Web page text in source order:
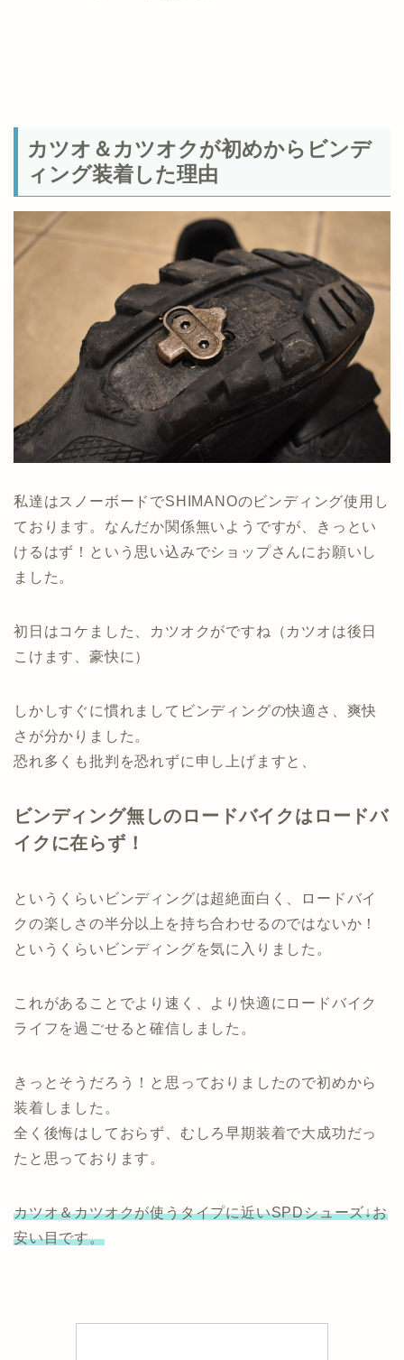
カツオ＆カツオクが初めからビンデ
ィング装着した理由
私達はスノーボードでSHIMANOのビンディング使用し
ております。なんだか関係無いようですが、きっとい
けるはず！という思い込みでショップさんにお願いし
ました。
初日はコケました、カツオクがですね（カツオは後日
こけます、豪快に）
しかしすぐに慣れましてビンディングの快適さ、爽快
さが分かりました。
恐れ多くも批判を恐れずに申し上げますと、
ビンディング無しのロードバイクはロードバ
イクに在らず！
というくらいビンディングは超絶面白く、ロードバイ
クの楽しさの半分以上を持ち合わせるのではないか！
というくらいビンディングを気に入りました。
これがあることでより速く、より快適にロードバイク
ライフを過ごせると確信しました。
きっとそうだろう！と思っておりましたので初めから
装着しました。
全く後悔はしておらず、むしろ早期装着で大成功だっ
たと思っております。
カツオ＆カツオクが使うタイプに近いSPDシューズ↓お
安い目です。